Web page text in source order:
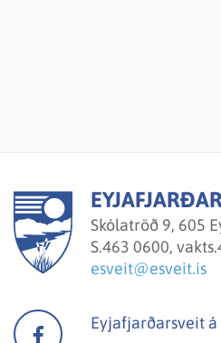
Skólatröð 9, 605
S.463 0600,
esveit@esveit.is
Eyjafjarðarsveit á